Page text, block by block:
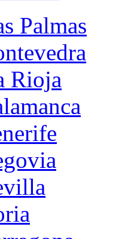
Palmas
Rioja